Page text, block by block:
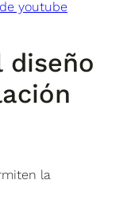
youtube
diseño
la